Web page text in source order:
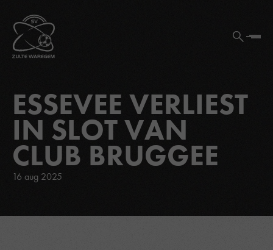
ESSEVEE VERLIEST
IN SLOT VAN
CLUB BRUGGEE
16 aug 2025